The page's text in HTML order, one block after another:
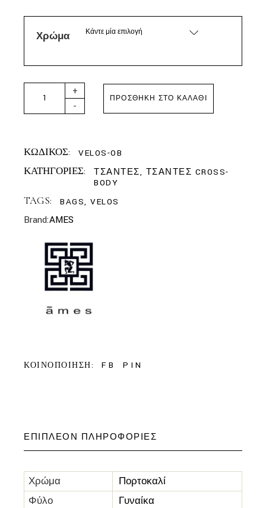
Χρώμα Κάντε μία επιλογή
AMES THE BAGS- VELOS ΤΣΑΝΤΑ ΩΜΟΥ quantity
-
+
ΠΡΟΣΘΉΚΗ ΣΤΟ ΚΑΛΆΘΙ
ΚΩΔΙΚΟΣ: VELOS-OB
ΚΑΤΗΓΟΡΙΕΣ: ΤΣΑΝΤΕΣ, ΤΣΑΝΤΕΣ CROSS-
BODY
TAGS: BAGS, VELOS
Brand:AMES
ΚΟΙΝΟΠΟΙΗΣΗ: FB PIN
ΕΠΙΠΛΈΟΝ ΠΛΗΡΟΦΟΡΊΕΣ
Χρώμα
Πορτοκαλί
Φύλο
Γυναίκα